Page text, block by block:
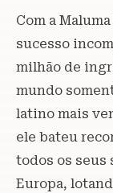
Com a
sucesso
milhão de
mundo
latino mais
ele bateu
todos os seus
Europa,